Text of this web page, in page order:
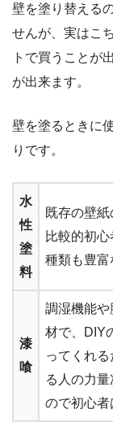
壁を塗り替える
せんが、実はこ
トで買うことが
が出来ます。
壁を塗るときに
りです。
水
性
塗
料
既存の壁
比較的初
種類も豊富
漆
喰
調湿機能
材で、DIY
ってくれ
る人の力
ので初心者